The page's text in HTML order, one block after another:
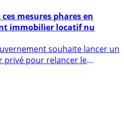
immobilier locatif nu
pour relancer le